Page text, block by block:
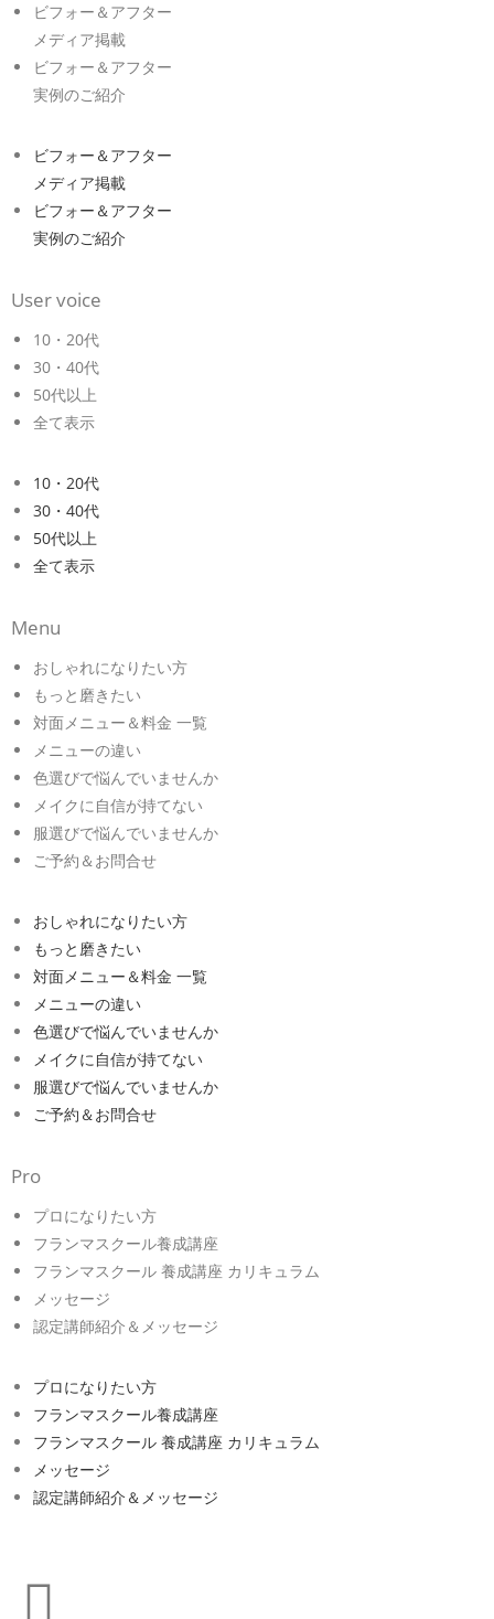
ビフォー＆アフター
メディア掲載
ビフォー＆アフター
実例のご紹介
ビフォー＆アフター
メディア掲載
ビフォー＆アフター
実例のご紹介
User voice
10・20代
30・40代
50代以上
全て表示
10・20代
30・40代
50代以上
全て表示
Menu
おしゃれになりたい方
もっと磨きたい
対面メニュー＆料金 一覧
メニューの違い
色選びで悩んでいませんか
メイクに自信が持てない
服選びで悩んでいませんか
ご予約＆お問合せ
おしゃれになりたい方
もっと磨きたい
対面メニュー＆料金 一覧
メニューの違い
色選びで悩んでいませんか
メイクに自信が持てない
服選びで悩んでいませんか
ご予約＆お問合せ
Pro
プロになりたい方
フランマスクール養成講座
フランマスクール 養成講座 カリキュラム
メッセージ
認定講師紹介＆メッセージ
プロになりたい方
フランマスクール養成講座
フランマスクール 養成講座 カリキュラム
メッセージ
認定講師紹介＆メッセージ